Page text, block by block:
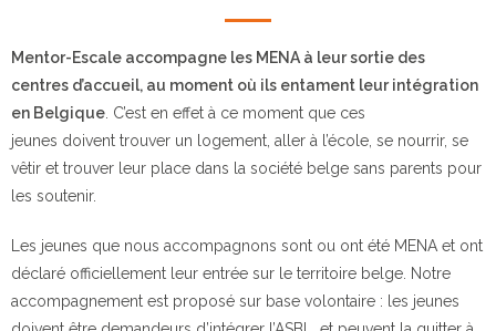
Mentor-Escale accompagne les MENA à leur sortie des
centres d’accueil, au moment où ils entament leur intégration
en Belgique . C’est en effet à ce moment que ces
jeunes doivent trouver un logement, aller à l’école, se nourrir, se
vêtir et trouver leur place dans la société belge sans parents pour
les soutenir.
Les jeunes que nous accompagnons sont ou ont été MENA et ont
déclaré officiellement leur entrée sur le territoire belge. Notre
accompagnement est proposé sur base volontaire : les jeunes